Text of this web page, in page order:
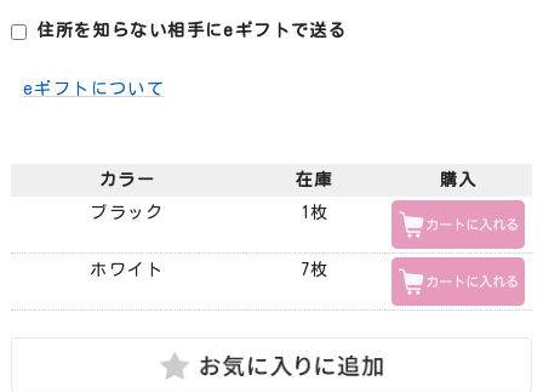
住所を知らない相手にeギフトで送る
eギフトについて
カラー 在庫
購入
ブラック
1枚
ホワイト 7枚